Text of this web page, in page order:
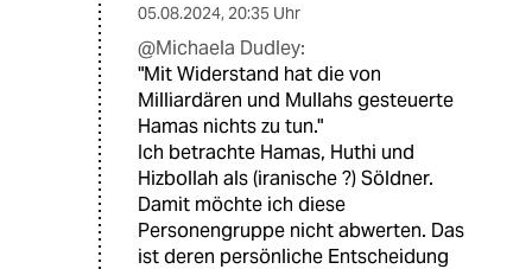
05.08.2024, 20:35 Uhr
@Michaela Dudley:
"Mit Widerstand hat die von
Milliardären und Mullahs gesteuerte
Hamas nichts zu tun."
Ich betrachte Hamas, Huthi und
Hizbollah als (iranische ?) Söldner.
Damit möchte ich diese
Personengruppe nicht abwerten. Das
ist deren persönliche Entscheidung